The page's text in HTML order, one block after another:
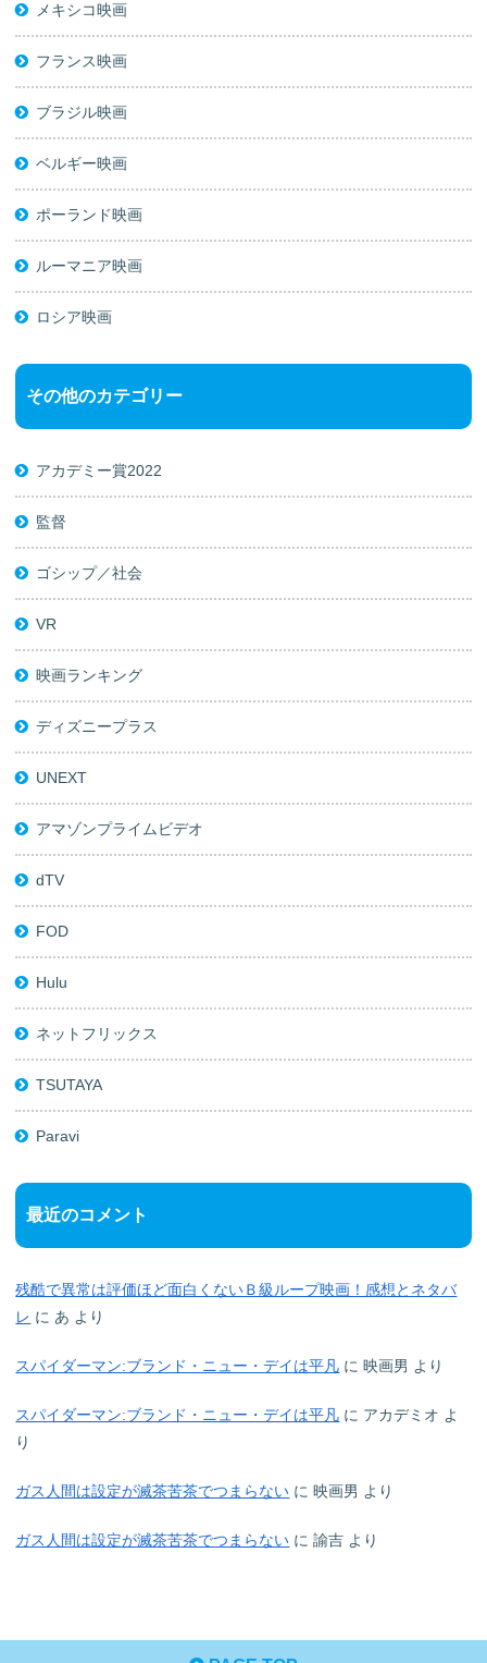
メキシコ映画
フランス映画
ブラジル映画
ベルギー映画
ポーランド映画
ルーマニア映画
ロシア映画
その他のカテゴリー
アカデミー賞2022
監督
ゴシップ／社会
VR
映画ランキング
ディズニープラス
UNEXT
アマゾンプライムビデオ
dTV
FOD
Hulu
ネットフリックス
TSUTAYA
Paravi
最近のコメント
残酷で異常は評価ほど面白くないＢ級ループ映画！感想とネタバ
レ にあ より
スパイダーマン:ブランド・ニュー・デイは平凡 に映画男 より
スパイダーマン:ブランド・ニュー・デイは平凡 に アカデミオ よ
り
ガス人間は設定が滅茶苦茶でつまらない に映画男 より
ガス人間は設定が滅茶苦茶でつまらない に諭吉 より